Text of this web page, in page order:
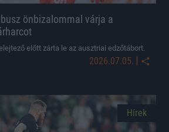
önbizalommal várja a
előtt zárta le az ausztriai edzőtábort.
2026.07.05. |
Hírek